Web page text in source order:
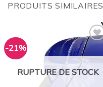
PRODUITS SIMILAIRES
-21%
Ajouter
à la
wishlist
RUPTURE DE STOCK